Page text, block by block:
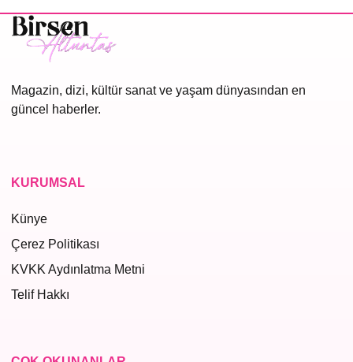
Magazin, dizi, kültür sanat ve yaşam dünyasından en
güncel haberler.
KURUMSAL
Künye
Çerez Politikası
KVKK Aydınlatma Metni
Telif Hakkı